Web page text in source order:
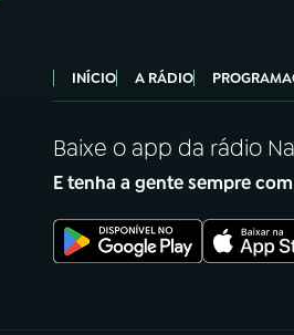
INÍCIO A RÁDIO
Baixe o app da rádio
E tenha a gente sempre